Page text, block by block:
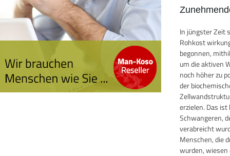
In jüngster Zeit
Rohkost
begonnen,
um die aktiven
noch höher zu
der
erzielen. Das
Schwangeren,
verabreicht
Menschen, die
wurden, wiesen